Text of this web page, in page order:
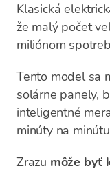
Klasická
že malý počet
miliónom
Tento model sa
solárne panely,
inteligentné
minúty na
Zrazu môže byť